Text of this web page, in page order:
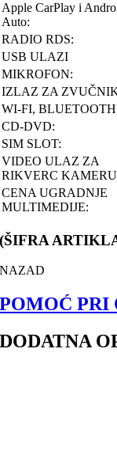
Apple CarPlay i
Auto:
RADIO RDS:
USB ULAZI
MIKROFON:
IZLAZ ZA
WI-FI,
CD-DVD:
SIM SLOT:
VIDEO ULAZ ZA
RIKVERC
CENA UGRADNJE
MULTIMEDIJE:
(ŠIFRA
NAZAD
POMOĆ
DODATNA